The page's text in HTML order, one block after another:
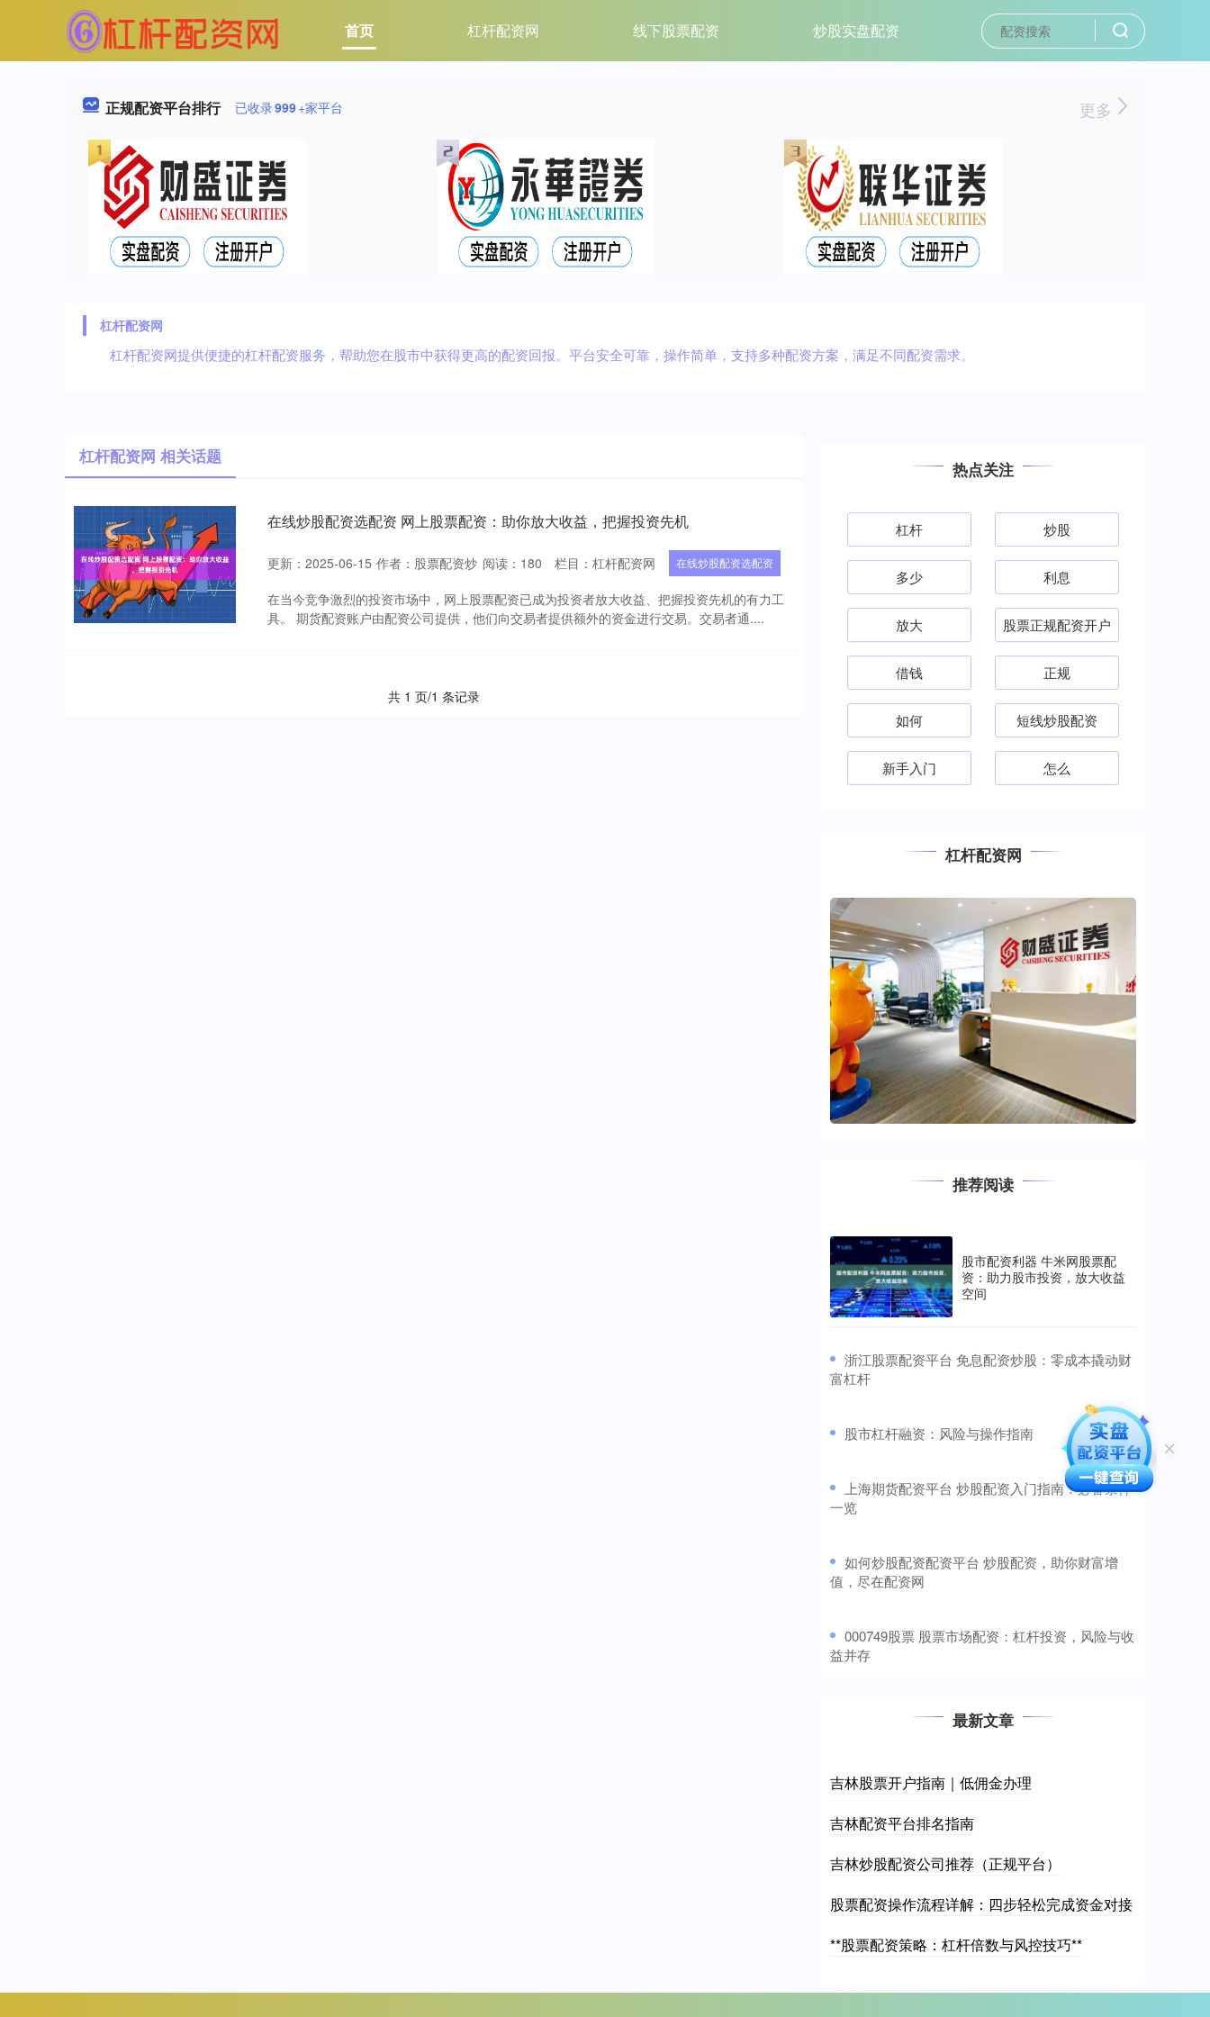
首页 杠杆配资网 线下股票配资 炒股实盘配资
正规配资平台排行 已收录999+家平台 更多
杠杆配资网
杠杆配资网提供便捷的杠杆配资服务，帮助您在股市中获得更高的配资回报。平台安全可靠，操作简单，支持多种配资方案，满足不同配资需求。
杠杆配资网 相关话题
在线炒股配资选配资 网上股票配资：助你放大收益，把握投资先机
更新：2025-06-15 作者：股票配资炒 阅读： 180 栏目： 杠杆配资网 在线炒股配资选配资
在当今竞争激烈的投资市场中，网上股票配资已成为投资者放大收益、把握投资先机的有力工
具。 期货配资账户由配资公司提供，他们向交易者提供额外的资金进行交易。交易者通....
共 1 页/1 条记录
热点关注
杠杆 炒股
多少 利息
放大 股票正规配资开户
借钱 正规
如何 短线炒股配资
新手入门 怎么
杠杆配资网
推荐阅读
股市配资利器 牛米网股票配
资：助力股市投资，放大收益
空间
​浙江股票配资平台 免息配资炒股：零成本撬动财
富杠杆
​股市杠杆融资：风险与操作指南
​上海期货配资平台 炒股配资入门指南：必备条件
一览
​如何炒股配资配资平台 炒股配资，助你财富增
值，尽在配资网
​000749股票 股票市场配资：杠杆投资，风险与收
益并存
最新文章
吉林股票开户指南｜低佣金办理
吉林配资平台排名指南
吉林炒股配资公司推荐（正规平台）
股票配资操作流程详解：四步轻松完成资金对接
**股票配资策略：杠杆倍数与风控技巧**